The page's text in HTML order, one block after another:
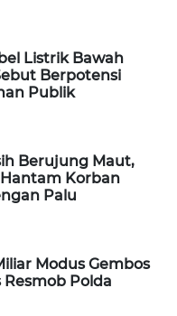
Listrik Bawah
Berpotensi
Publik
Berujung Maut,
Hantam Korban
Palu
Modus Gembos
Resmob Polda